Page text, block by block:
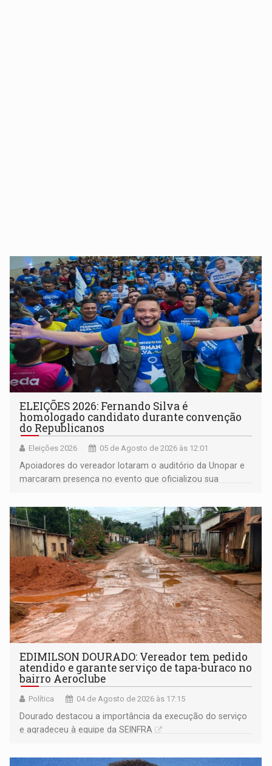
ELEIÇÕES 2026: Fernando Silva é
homologado candidato durante convenção
do Republicanos
Eleições 2026 05 de Agosto de 2026 às 12:01
Apoiadores do vereador lotaram o auditório da Unopar e
marcaram presença no evento que oficializou sua
EDIMILSON DOURADO: Vereador tem pedido
atendido e garante serviço de tapa-buraco no
bairro Aeroclube
Política 04 de Agosto de 2026 às 17:15
Dourado destacou a importância da execução do serviço
e agradeceu à equipe da SEINFRA